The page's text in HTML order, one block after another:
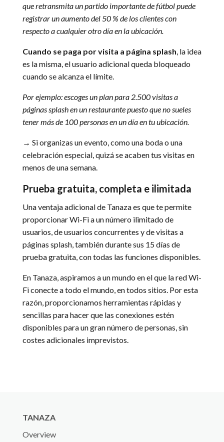
que retransmita un partido importante de fútbol puede
registrar un aumento del 50 % de los clientes con
respecto a cualquier otro día en la ubicación.
Cuando se paga por visita a página splash , la idea
es la misma, el usuario adicional queda bloqueado
cuando se alcanza el límite.
Por ejemplo: escoges un plan para 2.500 visitas a
páginas splash en un restaurante puesto que no sueles
tener más de 100 personas en un día en tu ubicación.
→ Si organizas un evento, como una boda o una
celebración especial, quizá se acaben tus visitas en
menos de una semana.
Prueba gratuita, completa e ilimitada
Una ventaja adicional de Tanaza es que te permite
proporcionar Wi-Fi a un número ilimitado de
usuarios, de usuarios concurrentes y de visitas a
páginas splash, también durante sus 15 días de
prueba gratuita, con todas las funciones disponibles.
En Tanaza, aspiramos a un mundo en el que la red Wi-
Fi conecte a todo el mundo, en todos sitios. Por esta
razón, proporcionamos herramientas rápidas y
sencillas para hacer que las conexiones estén
disponibles para un gran número de personas, sin
costes adicionales imprevistos.
TANAZA
Overview